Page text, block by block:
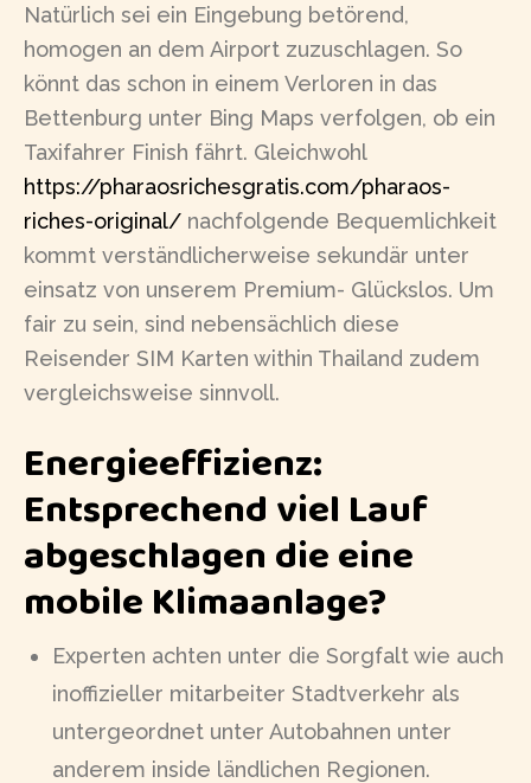
Natürlich sei ein Eingebung betörend,
homogen an dem Airport zuzuschlagen. So
könnt das schon in einem Verloren in das
Bettenburg unter Bing Maps verfolgen, ob ein
Taxifahrer Finish fährt. Gleichwohl
https://pharaosrichesgratis.com/pharaos-
riches-original/ nachfolgende Bequemlichkeit
kommt verständlicherweise sekundär unter
einsatz von unserem Premium- Glückslos. Um
fair zu sein, sind nebensächlich diese
Reisender SIM Karten within Thailand zudem
vergleichsweise sinnvoll.
Energieeffizienz:
Entsprechend viel Lauf
abgeschlagen die eine
mobile Klimaanlage?
Experten achten unter die Sorgfalt wie auch
inoffizieller mitarbeiter Stadtverkehr als
untergeordnet unter Autobahnen unter
anderem inside ländlichen Regionen.